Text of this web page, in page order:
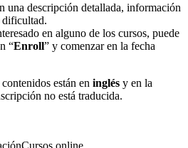
una descripción detallada, información
dificultad.
en alguno de los cursos, puede
“Enroll” y comenzar en la fecha
están en inglés y en la
no está traducida.
Cursos online